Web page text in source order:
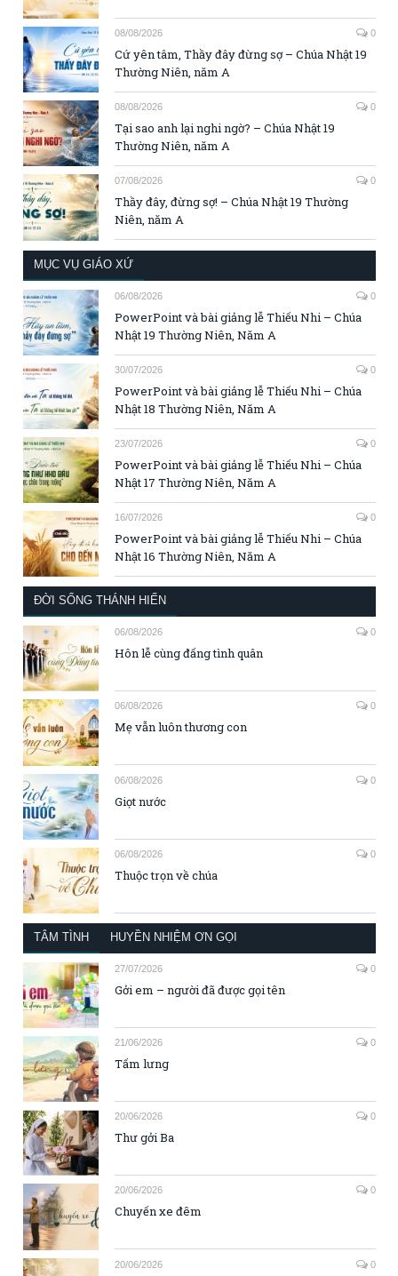
08/08/2026 0
Cứ yên tâm, Thầy đây đừng sợ – Chúa Nhật 19
Thường Niên, năm A
08/08/2026 0
Tại sao anh lại nghi ngờ? – Chúa Nhật 19
Thường Niên, năm A
07/08/2026 0
Thầy đây, đừng sợ! – Chúa Nhật 19 Thường
Niên, năm A
MỤC VỤ GIÁO XỨ
06/08/2026 0
PowerPoint và bài giảng lễ Thiếu Nhi – Chúa
Nhật 19 Thường Niên, Năm A
30/07/2026 0
PowerPoint và bài giảng lễ Thiếu Nhi – Chúa
Nhật 18 Thường Niên, Năm A
23/07/2026 0
PowerPoint và bài giảng lễ Thiếu Nhi – Chúa
Nhật 17 Thường Niên, Năm A
16/07/2026 0
PowerPoint và bài giảng lễ Thiếu Nhi – Chúa
Nhật 16 Thường Niên, Năm A
ĐỜI SỐNG THÁNH HIẾN
06/08/2026 0
Hôn lễ cùng đấng tình quân
06/08/2026 0
Mẹ vẫn luôn thương con
06/08/2026 0
Giọt nước
06/08/2026 0
Thuộc trọn về chúa
TÂM TÌNH HUYỀN NHIỆM ƠN GỌI
27/07/2026 0
Gởi em – người đã được gọi tên
21/06/2026 0
Tấm lưng
20/06/2026 0
Thư gởi Ba
20/06/2026 0
Chuyến xe đêm
20/06/2026 0